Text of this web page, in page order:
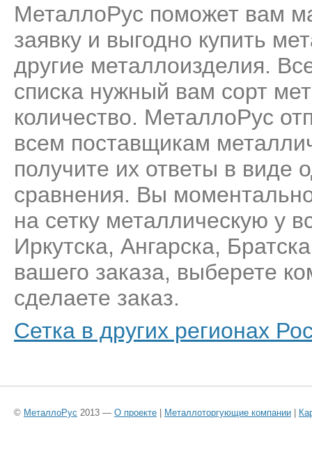
МеталлоРус поможет вам
заявку и выгодно купить
другие металлоизделия.
списка нужный вам сорт
количество. МеталлоРус
всем поставщикам
получите их ответы в виде
сравнения. Вы
на сетку металлическую у
Иркутска, Ангарска,
вашего заказа, выберете
сделаете заказ.
Сетка в других регионах
© МеталлоРус 2013 — О проекте | Металлоторгующие компании |